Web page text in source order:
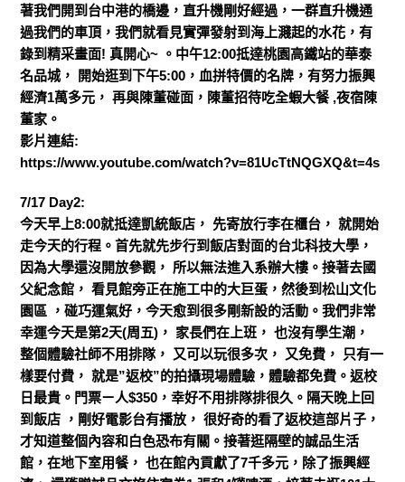
著我們開到台中港的橋邊，直升機剛好經過，一群直升機通
過我們的車頂，我們就看見實彈發射到海上濺起的水花，有
錄到精采畫面! 真開心~ 。中午12:00抵達桃園高鐵站的華泰
名品城， 開始逛到下午5:00，血拼特價的名牌，有努力振興
經濟1萬多元， 再與陳董碰面，陳董招待吃全蝦大餐 ,夜宿陳
董家。
影片連結:
https://www.youtube.com/watch?v=81UcTtNQGXQ&t=4s
7/17 Day2:
今天早上8:00就抵達凱統飯店， 先寄放行李在櫃台， 就開始
走今天的行程。首先就先步行到飯店對面的台北科技大學，
因為大學還沒開放參觀， 所以無法進入系辦大樓。接著去國
父紀念館， 看見館旁正在施工中的大巨蛋，然後到松山文化
園區 ，碰巧運氣好，今天愈到很多剛新設的活動。我們非常
幸運今天是第2天(周五)， 家長們在上班， 也沒有學生潮，
整個體驗社師不用排隊， 又可以玩很多次， 又免費， 只有一
樣要付費， 就是”返校”的拍攝現場體驗，體驗都免費。返校
日最貴。門票ㄧ人$350，幸好不用排隊排很久。隔天晚上回
到飯店 ，剛好電影台有播放， 很好奇的看了返校這部片子，
才知道整個內容和白色恐布有關。接著逛隔壁的誠品生活
館，在地下室用餐， 也在館內貢獻了7千多元，除了振興經